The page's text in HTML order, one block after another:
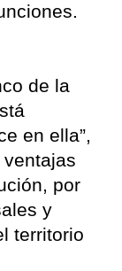
de la
en ella”,
por
y
territorio